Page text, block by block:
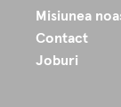
Misiunea
Contact
Joburi